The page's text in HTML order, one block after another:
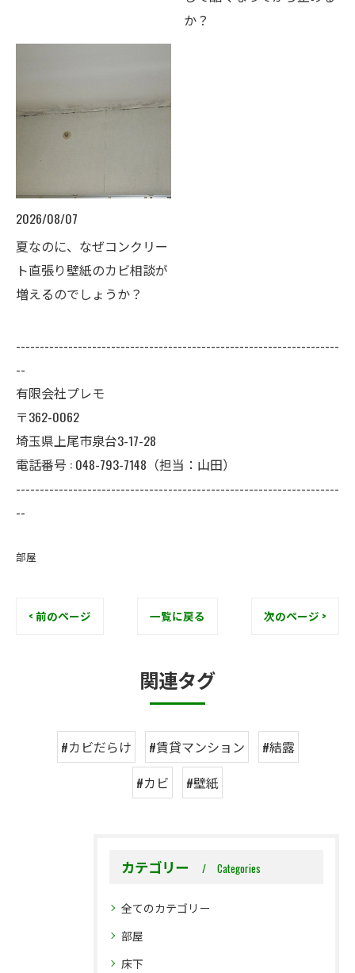
か？
2026/08/07
夏なのに、なぜコンクリー
ト直張り壁紙のカビ相談が
増えるのでしょうか？
--------------------------------------------------------------------
--
有限会社プレモ
〒362-0062
埼玉県上尾市泉台3-17-28
電話番号 : 048-793-7148（担当：山田）
--------------------------------------------------------------------
--
部屋
< 前のページ 一覧に戻る 次のページ >
関連タグ
#カビだらけ #賃貸マンション
#結露
#カビ
#壁紙
カテゴリー Categories
全てのカテゴリー
部屋
床下